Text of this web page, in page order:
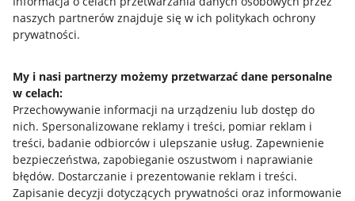
naszych partnerów znajduje się w ich politykach ochrony
prywatności.
My i nasi partnerzy możemy przetwarzać dane personalne
w celach:
Przechowywanie informacji na urządzeniu lub dostęp do
nich. Spersonalizowane reklamy i treści, pomiar reklam i
treści, badanie odbiorców i ulepszanie usług. Zapewnienie
bezpieczeństwa, zapobieganie oszustwom i naprawianie
błędów. Dostarczanie i prezentowanie reklam i treści.
Zapisanie decyzji dotyczących prywatności oraz informowanie
Jak to działa
Allegro Gadane dla sprzedających
Allegro Gadane dla kupujących
Mapa miejscowości
Informacje prawne